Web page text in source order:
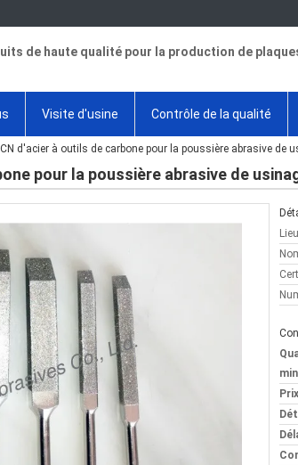
de haute qualité pour la production de
Visite d'usine Contrôle de la qualité
d'acier à outils de carbone pour la poussière abrasive de
pour la poussière abrasive de